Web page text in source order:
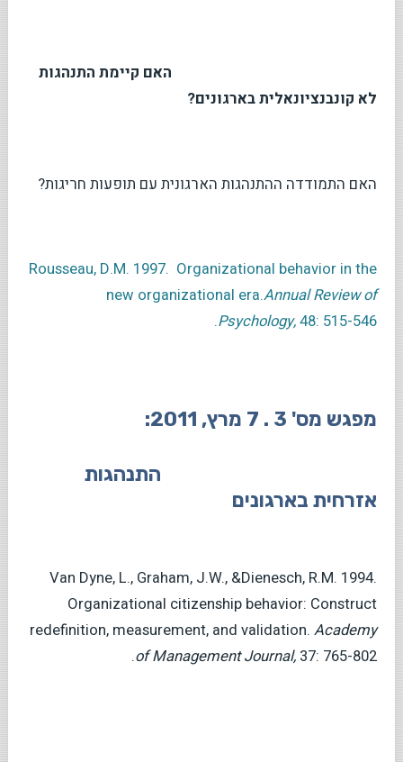
האם קיימת התנהגות
לא קונבנציונאלית בארגונים?
האם התמודדה ההתנהגות הארגונית עם תופעות חריגות?
Rousseau, D.M. 1997. Organizational behavior in the
new organizational era.Annual Review of
Psychology,48: 515-546.
מפגש מס' 3 . 7 מרץ, 2011:
התנהגות
אזרחית בארגונים
Van Dyne, L., Graham, J.W., &Dienesch, R.M. 1994.
Organizational citizenship behavior: Construct
redefinition, measurement, and validation.Academy
of ManagementJournal, 37: 765-802.